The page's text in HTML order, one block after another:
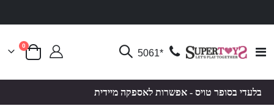
Toggle
*5061 סל קניות
0פריטים
בלעדי בסופר טויס - אפשרות לאספקה מיידית